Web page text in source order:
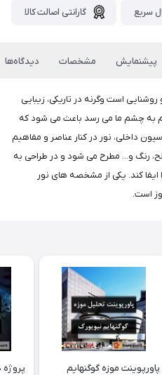
سریع گارانتی اصالت کالا
پیشنمایش مشخصات دیدگاه‌ها
است وگرنه در تاریکی، زیبایی
به چشم ما می رسد باعث می شود که
داخلی، نور در کنار عناصر و مفاهیم
رنگ و... مطرح می شود و در طراحی به
کند. یکی از مشخصه های نور
است.
پاورپوینت موزه گوگنهایم
پروژه